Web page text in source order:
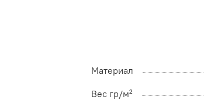
Материал
Вес гр/м²